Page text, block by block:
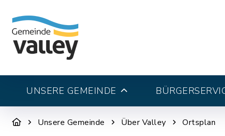
UNSERE GEMEINDE
Unsere Gemeinde Über Valley Ortsplan